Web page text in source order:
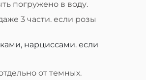
погружено в воду.
3 части. если розы
нарциссами. если
от темных.